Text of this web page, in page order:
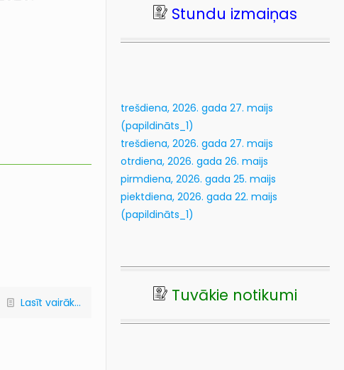
Lasīt vairāk...
Lasīt vairāk...
Stundu izmaiņas
trešdiena, 2026. gada 27. maijs
(papildināts_1)
trešdiena, 2026. gada 27. maijs
otrdiena, 2026. gada 26. maijs
pirmdiena, 2026. gada 25. maijs
piektdiena, 2026. gada 22. maijs
(papildināts_1)
Tuvākie notikumi